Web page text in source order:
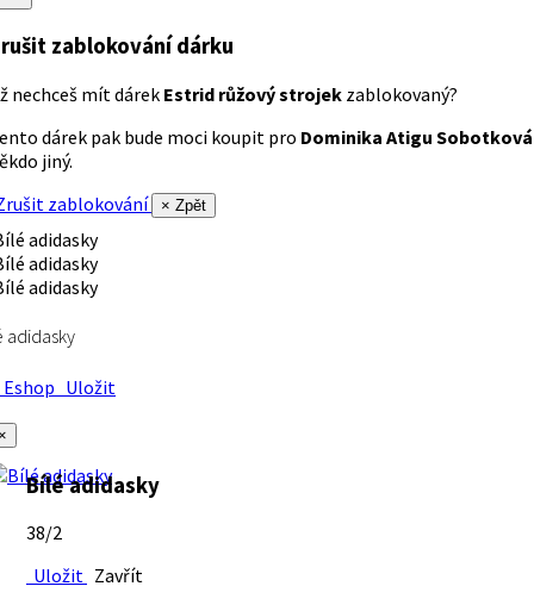
zablokování dárku
nechceš mít dárek Estrid růžový strojek zablokovaný?
dárek pak bude moci koupit pro Dominika Atigu Sobotková
jiný.
zablokování
× Zpět
adidasky
Uložit
Bílé adidasky
38/2
Uložit Zavřít